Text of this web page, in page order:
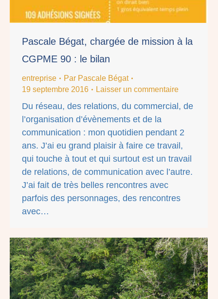
Pascale Bégat, chargée de mission à la
CGPME 90 : le bilan
entreprise Par Pascale Bégat
19 septembre 2016
Laisser un commentaire
Du réseau, des relations, du commercial, de
l’organisation d’évènements et de la
communication : mon quotidien pendant 2
ans. J’ai eu grand plaisir à faire ce travail,
qui touche à tout et qui surtout est un travail
de relations, de communication avec l’autre.
J’ai fait de très belles rencontres avec
parfois des personnages, des rencontres
avec…